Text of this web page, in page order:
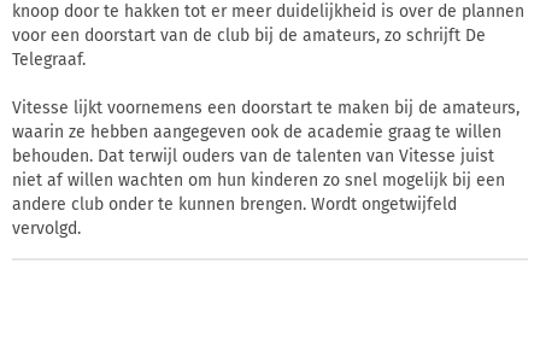
knoop door te hakken tot er meer duidelijkheid is over de plannen
voor een doorstart van de club bij de amateurs, zo schrijft De
Telegraaf.
Vitesse lijkt voornemens een doorstart te maken bij de amateurs,
waarin ze hebben aangegeven ook de academie graag te willen
behouden. Dat terwijl ouders van de talenten van Vitesse juist
niet af willen wachten om hun kinderen zo snel mogelijk bij een
andere club onder te kunnen brengen. Wordt ongetwijfeld
vervolgd.